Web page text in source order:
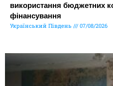
використання бюджетних
фінансування
Український Південь 07/08/2026